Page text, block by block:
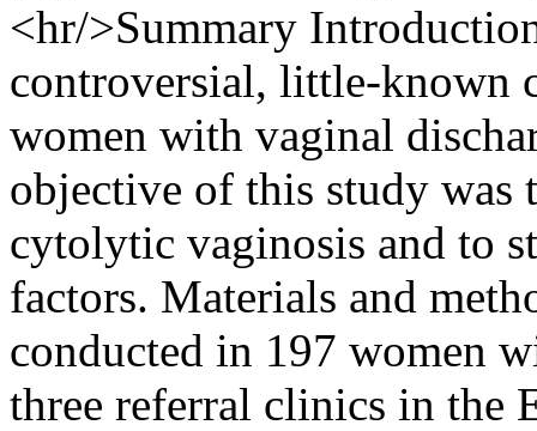
<hr/>Summary
controversial, little-known
women with vaginal
objective of this study was
cytolytic vaginosis and to
factors. Materials and
conducted in 197 women
three referral clinics in the